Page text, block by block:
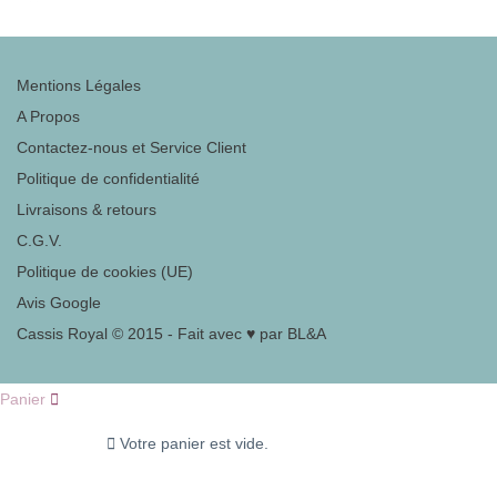
Mentions Légales
A Propos
Contactez-nous et Service Client
Politique de confidentialité
Livraisons & retours
C.G.V.
Politique de cookies (UE)
Avis Google
Cassis Royal © 2015 - Fait avec ♥ par BL&A
Panier
Votre panier est vide.